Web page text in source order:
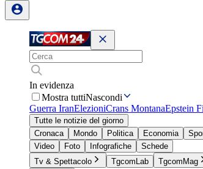
In evidenza
Mostra tuttiNascondi
Guerra IranElezioniCrans MontanaEpstein
Tutte le notizie del giorno
Cronaca
Mondo Politica Economia
Video
Foto Infografiche
Schede
Tv & Spettacolo
TgcomLab TgcomMag